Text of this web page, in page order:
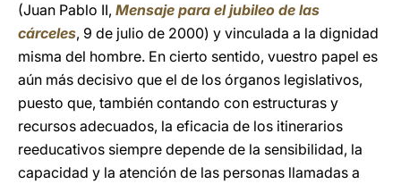
(Juan Pablo II, Mensaje para el jubileo de las
cárceles, 9 de julio de 2000) y vinculada a la dignidad
misma del hombre. En cierto sentido, vuestro papel es
aún más decisivo que el de los órganos legislativos,
puesto que, también contando con estructuras y
recursos adecuados, la eficacia de los itinerarios
reeducativos siempre depende de la sensibilidad, la
capacidad y la atención de las personas llamadas a